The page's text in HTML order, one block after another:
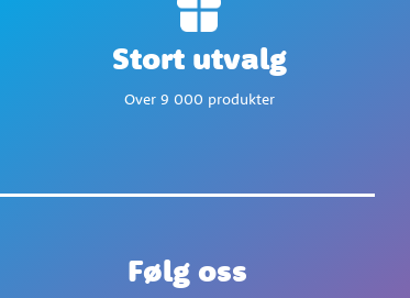
Stort utvalg
Over 9 000 produkter
Følg oss